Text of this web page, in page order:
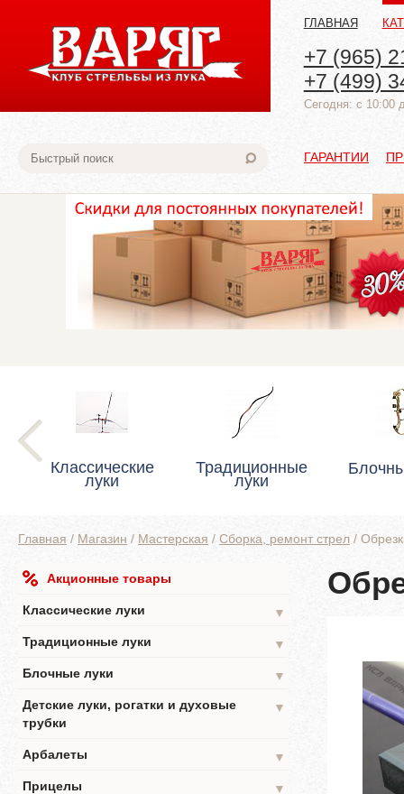
ГЛАВНАЯ
+7 (965)
+7 (499)
Cегодня: с 10:00
ГАРАНТИИ
Классические
луки
Традиционные
луки
Главная / Магазин / Мастерская / Сборка, ремонт стрел /
Акционные товары
Классические луки
▼
Традиционные луки
▼
Блочные луки
▼
Детские луки, рогатки и духовые
трубки
▼
Арбалеты
▼
Прицелы
▼